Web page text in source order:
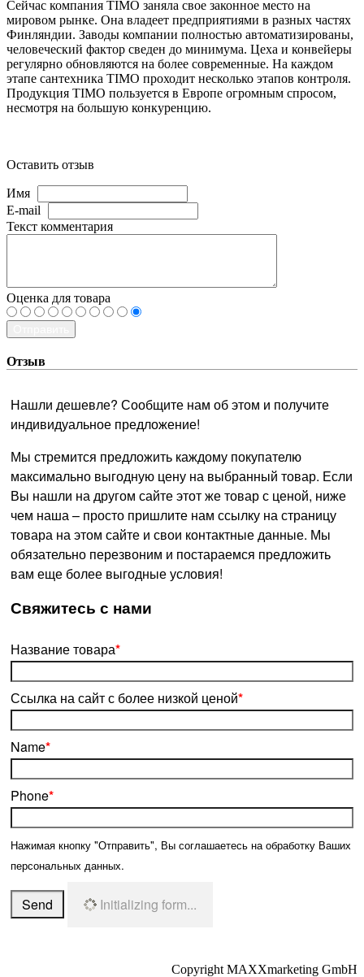
Сейчас компания TIMO заняла свое законное место на
мировом рынке. Она владеет предприятиями в разных частях
Финляндии. Заводы компании полностью автоматизированы,
человеческий фактор сведен до минимума. Цеха и конвейеры
регулярно обновляются на более современные. На каждом
этапе сантехника TIMO проходит несколько этапов контроля.
Продукция TIMO пользуется в Европе огромным спросом,
несмотря на большую конкуренцию.
Оставить отзыв
Имя
E-mail
Текст комментария
Оценка для товара
Отзыв
Нашли дешевле? Сообщите нам об этом и получите
индивидуальное предложение!
Мы стремится предложить каждому покупателю
максимально выгодную цену на выбранный товар. Если
Вы нашли на другом сайте этот же товар с ценой, ниже
чем наша – просто пришлите нам ссылку на страницу
товара на этом сайте и свои контактные данные. Мы
обязательно перезвоним и постараемся предложить
вам еще более выгодные условия!
­Свяжитесь с нами
Название товара*
Ссылка на сайт с более низкой ценой*
Name*
Phone*
Нажимая кнопку "Отправить", Вы соглашаетесь на обработку Ваших
персональных данных.
Send Initializing form...
Copyright MAXXmarketing GmbH